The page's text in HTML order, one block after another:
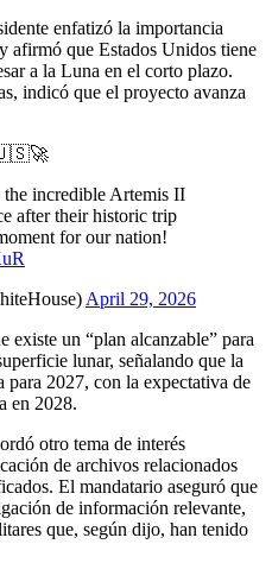
enfatizó la importancia
afirmó que Estados Unidos tiene
a la Luna en el corto plazo.
indicó que el proyecto avanza
🇺🇸🚀
the incredible Artemis II
after their historic trip
for our nation!
April 29, 2026
existe un “plan alcanzable” para
lunar, señalando que la
2027, con la expectativa de
en 2028.
otro tema de interés
de archivos relacionados
El mandatario aseguró que
de información relevante,
que, según dijo, han tenido